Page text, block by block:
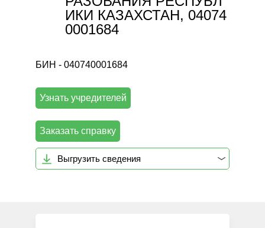
ИКИ КАЗАХСТАН, 04074
0001684
БИН - 040740001684
Узнать учредителей
Заказать справку
Выгрузить сведения